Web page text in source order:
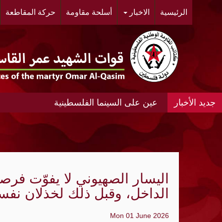
الرئيسية الاخبار أسلحة مقاومة حركة المقاطعة
عين على السينما الفلسطينية
عين على السينما الفلسطينية الانتفاضة
#مخيم خان الشيح #النسائية
"أشد" ومنظمة الجيل الجديد "مجد" ينظمان
«الديمقراطية»: عدوان الإحتلال المتواصل
اليسار الصهيوني لا يفوّت
الداخل، وقبل ذلك لخذلان
Mon 01 June 2026